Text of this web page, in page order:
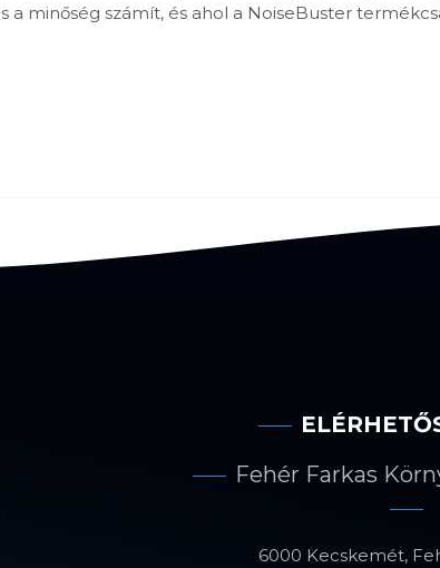
a minőség számít, és ahol a NoiseBuster
Fehér Farkas
6000 Kecskemét,